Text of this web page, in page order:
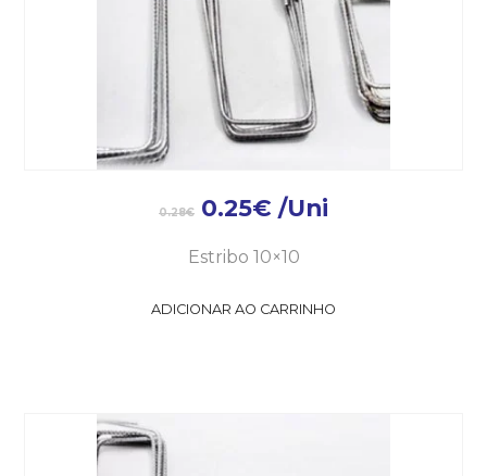
0.28€ 0.25€ /Uni
Estribo 10×10
ADICIONAR AO CARRINHO